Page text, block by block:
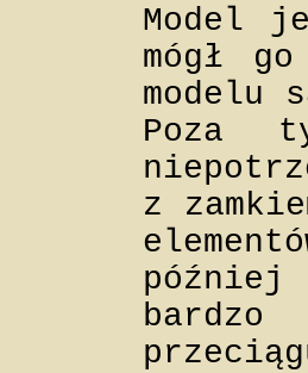
Model
mógł
modelu
Poza
z
później